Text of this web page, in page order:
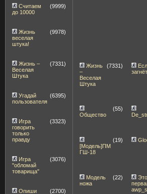
Считаем
до 10000
(9999)
Жизнь
веселая
штука!
(9978)
Жизнь –
Веселая
Штука
(7331)
Угадай
пользователя
(6395)
Игра
говорить
только
правду
(3323)
Игра
"обломай
товарища"
(3076)
Опиши
(2700)
Жизнь
–
Веселая
Штука
(7331)
Общество
(55)
[Модель]ПМ
ГШ-18
(19)
Модель
ножа
(22)